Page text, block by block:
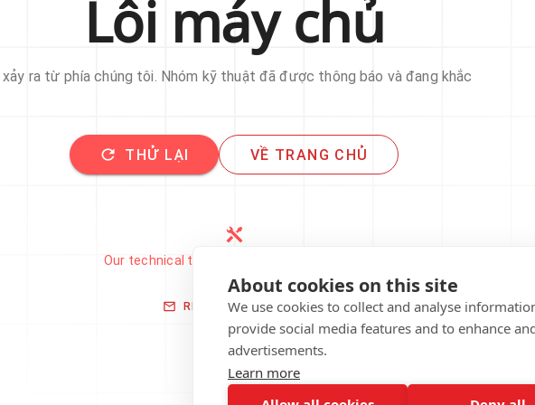
About cookies on this site
We use cookies to collect and analyse
provide social media features and to enhance
advertisements.
Learn more
Lỗi máy chủ
xảy ra từ phía chúng tôi. Nhóm kỹ thuật đã được thông báo và đang khắc
THỬ LẠI VỀ TRANG CHỦ
Our technical team has been automatically
notified.
REPORT THIS ISSUE